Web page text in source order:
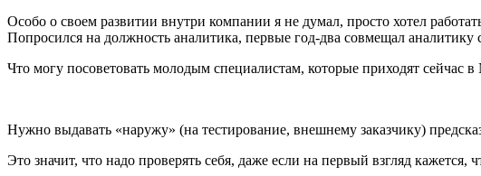
Особо о своем развитии внутри компании я не думал, просто хотел
Попросился на должность аналитика, первые год-два совмещал аналитику
Что могу посоветовать молодым специалистам, которые приходят сейчас
Нужно выдавать «наружу» (на тестирование, внешнему заказчику)
Это значит, что надо проверять себя, даже если на первый взгляд кажется,